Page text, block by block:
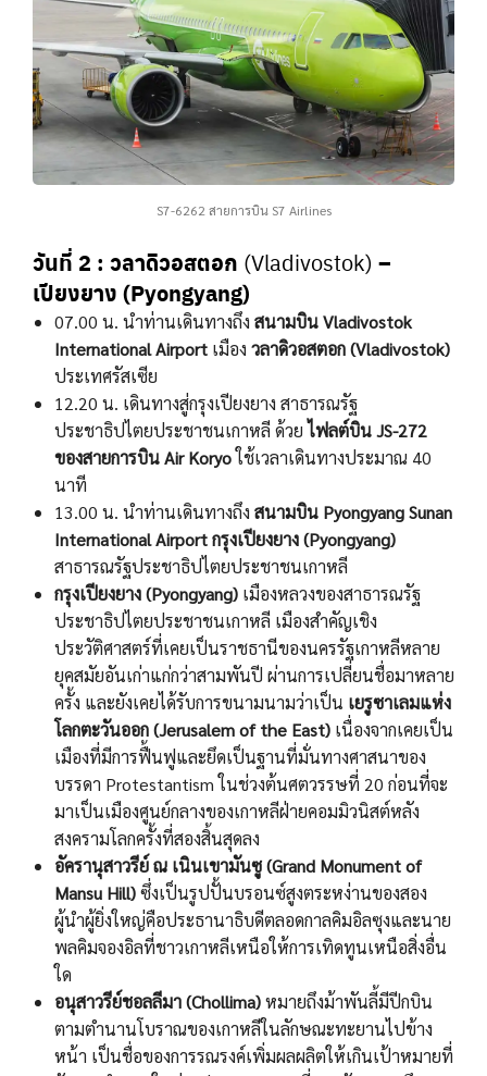
S7-6262 สายการบิน S7 Airlines
วันที่ 2 : วลาดิวอสตอก (Vladivostok) –
เปียงยาง (Pyongyang)
07.00 น. นำท่านเดินทางถึง สนามบิน Vladivostok
International Airport เมือง วลาดิวอสตอก (Vladivostok)
ประเทศรัสเซีย
12.20 น. เดินทางสู่กรุงเปียงยาง สาธารณรัฐ
ประชาธิปไตยประชาชนเกาหลี ด้วยไฟลต์บิน JS-272
ของสายการบิน Air Koryoใช้เวลาเดินทางประมาณ 40
นาที
13.00 น. นำท่านเดินทางถึง สนามบิน Pyongyang Sunan
International Airport กรุงเปียงยาง (Pyongyang)
สาธารณรัฐประชาธิปไตยประชาชนเกาหลี
กรุงเปียงยาง (Pyongyang) เมืองหลวงของสาธารณรัฐ
ประชาธิปไตยประชาชนเกาหลี เมืองสำคัญเชิง
ประวัติศาสตร์ที่เคยเป็นราชธานีของนครรัฐเกาหลีหลาย
ยุคสมัยอันเก่าแก่กว่าสามพันปี ผ่านการเปลี่ยนชื่อมาหลาย
ครั้ง และยังเคยได้รับการขนามนามว่าเป็น เยรูซาเลมแห่ง
โลกตะวันออก (Jerusalem of the East) เนื่องจากเคยเป็น
เมืองที่มีการฟื้นฟูและยึดเป็นฐานที่มั่นทางศาสนาของ
บรรดา Protestantism ในช่วงต้นศตวรรษที่ 20 ก่อนที่จะ
มาเป็นเมืองศูนย์กลางของเกาหลีฝ่ายคอมมิวนิสต์หลัง
สงครามโลกครั้งที่สองสิ้นสุดลง
อัครานุสาวรีย์ ณ เนินเขามันซู (Grand Monument of
Mansu Hill)ซึ่งเป็นรูปปั้นบรอนซ์สูงตระหง่านของสอง
ผู้นำผู้ยิ่งใหญ่คือประธานาธิบดีตลอดกาลคิมอิลซุงและนาย
พลคิมจองอิลที่ชาวเกาหลีเหนือให้การเทิดทูนเหนือสิ่งอื่น
ใด
อนุสาวรีย์ชอลลีมา (Chollima)หมายถึงม้าพันลี้มีปีกบิน
ตามตำนานโบราณของเกาหลีในลักษณะทะยานไปข้าง
หน้า เป็นชื่อของการรณรงค์เพิ่มผลผลิตให้เกินเป้าหมายที่